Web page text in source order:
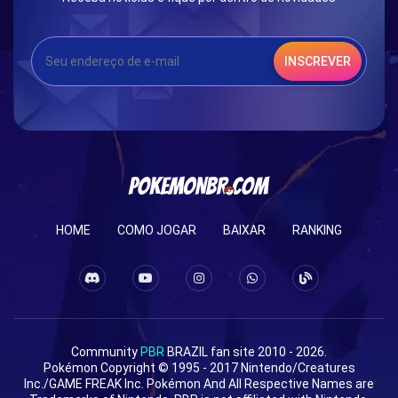
INSCREVER
HOME COMO JOGAR BAIXAR RANKING
Community PBR BRAZIL fan site 2010 - 2026.
Pokémon Copyright © 1995 - 2017 Nintendo/Creatures
Inc./GAME FREAK Inc. Pokémon And All Respective Names are